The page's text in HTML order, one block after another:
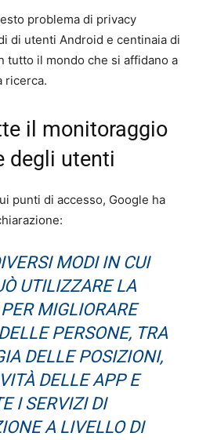
problema di privacy
di utenti Android e centinaia di
tutto il mondo che si affidano a
ricerca.
il monitoraggio
degli utenti
punti di accesso, Google ha
MODI IN CUI
UTILIZZARE LA
MIGLIORARE
PERSONE, TRA
DELLE POSIZIONI,
DELLE APP E
I SERVIZI DI
A LIVELLO DI